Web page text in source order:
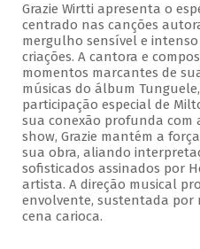
Grazie Wirtti apresenta o
centrado nas canções
mergulho sensível e
criações. A cantora e
momentos marcantes de
músicas do álbum
participação especial de
sua conexão profunda com
show, Grazie mantém a
sua obra, aliando
sofisticados assinados por
artista. A direção musical
envolvente, sustentada por
cena carioca.